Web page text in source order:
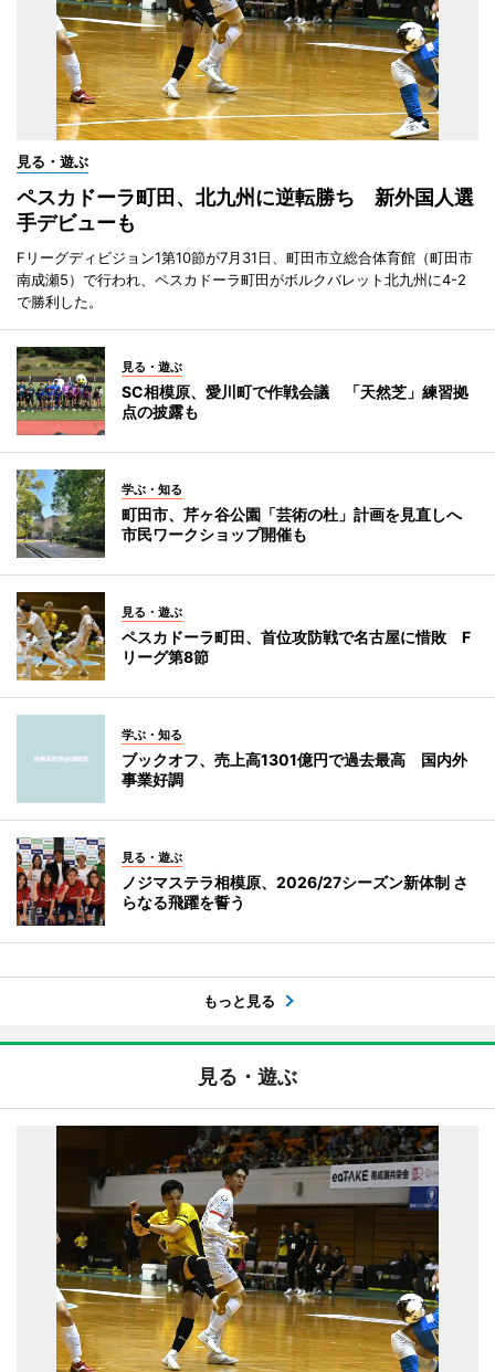
見る・遊ぶ
ペスカドーラ町田、北九州に逆転勝ち 新外国人選
手デビューも
Fリーグディビジョン1第10節が7月31日、町田市立総合体育館（町田市
南成瀬5）で行われ、ペスカドーラ町田がボルクバレット北九州に4-2
で勝利した。
見る・遊ぶ
SC相模原、愛川町で作戦会議 「天然芝」練習拠
点の披露も
学ぶ・知る
町田市、芹ヶ谷公園「芸術の杜」計画を見直しへ
市民ワークショップ開催も
見る・遊ぶ
ペスカドーラ町田、首位攻防戦で名古屋に惜敗 F
リーグ第8節
学ぶ・知る
ブックオフ、売上高1301億円で過去最高 国内外
事業好調
見る・遊ぶ
ノジマステラ相模原、2026/27シーズン新体制 さ
らなる飛躍を誓う
もっと見る
見る・遊ぶ